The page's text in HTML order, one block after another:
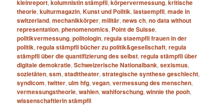
kleinreport,kolumnistin stämpfli,körpervermessung,kritische
theorie,kulturmagazin,Kunst und Politik,lastaempfli,made in
switzerland,mechanikkörper,militär,news ch,no data without
representation,phenomenomics, Point de Suisse,
politikvermessung,politologin,regula staempfli frauen in der
politik,regula stämpfli bücher zu politik&gesellschaft,regula
stämpfli über die quantifizierung des selbst,regula stämpfli über
digitale demokratie,Schweizerische Nationalbank,sexismus,
sozietäten,ssm,stadttheater,strategische synthese geschlecht,
syndicom,twitter,ulm hfg,vegan,vermessung des menschen,
vermessungstheorie,wahlen,wahlforschung,winnie the pooh,
wissenschaftlerin stämpfli